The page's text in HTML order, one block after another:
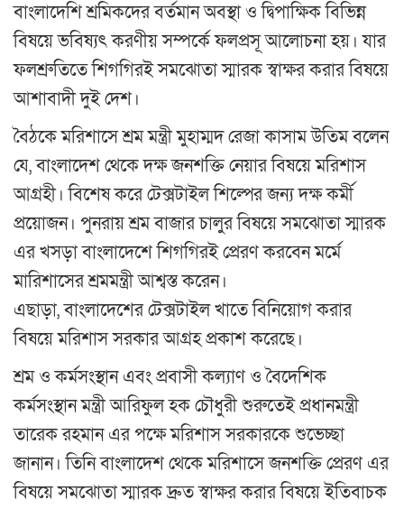
বাংলাদেশি শ্রমিকদের বর্তমান অবস্থা ও দ্বিপাক্ষিক বিভিন্ন
বিষয়ে ভবিষ্যৎ করণীয় সম্পর্কে ফলপ্রসূ আলোচনা হয়। যার
ফলশ্রুতিতে শিগগিরই সমঝোতা স্মারক স্বাক্ষর করার বিষয়ে
আশাবাদী দুই দেশ।
বৈঠকে মরিশাসে শ্রম মন্ত্রী মুহাম্মদ রেজা কাসাম উতিম বলেন
যে, বাংলাদেশ থেকে দক্ষ জনশক্তি নেয়ার বিষয়ে মরিশাস
আগ্রহী। বিশেষ করে টেক্সটাইল শিল্পের জন্য দক্ষ কর্মী
প্রয়োজন। পুনরায় শ্রম বাজার চালুর বিষয়ে সমঝোতা স্মারক
এর খসড়া বাংলাদেশে শিগগিরই প্রেরণ করবেন মর্মে
মারিশাসের শ্রমমন্ত্রী আশ্বস্ত করেন।
এছাড়া, বাংলাদেশের টেক্সটাইল খাতে বিনিয়োগ করার
বিষয়ে মরিশাস সরকার আগ্রহ প্রকাশ করেছে।
শ্রম ও কর্মসংস্থান এবং প্রবাসী কল্যাণ ও বৈদেশিক
কর্মসংস্থান মন্ত্রী আরিফুল হক চৌধুরী শুরুতেই প্রধানমন্ত্রী
তারেক রহমান এর পক্ষে মরিশাস সরকারকে শুভেচ্ছা
জানান। তিনি বাংলাদেশ থেকে মরিশাসে জনশক্তি প্রেরণ এর
বিষয়ে সমঝোতা স্মারক দ্রুত স্বাক্ষর করার বিষয়ে ইতিবাচক